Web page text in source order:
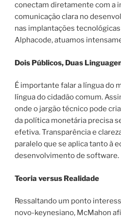
conectam diretamente com a
comunicação clara no
nas implantações
Alphacode, atuamos
Dois Públicos, Duas
É importante falar a língua do
língua do cidadão comum.
onde o jargão técnico pode
da política monetária precisa
efetiva. Transparência e
paralelo que se aplica tanto à
desenvolvimento de software.
Teoria versus Realidade
Ressaltando um ponto
novo-keynesiano, McMahon